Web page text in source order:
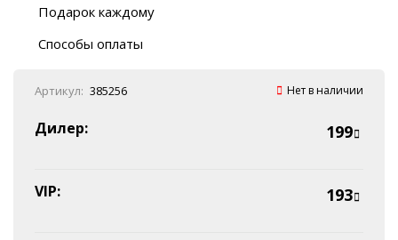
Автобусы (по ЮФО)
“BlaBlaCar” (по ЮФО)
Подарок каждому
Способы оплаты
Наличные
Эквайринг
Оплата на P/C
Артикул: 385256 Нет в наличии
Дилер: 199
VIP: 193